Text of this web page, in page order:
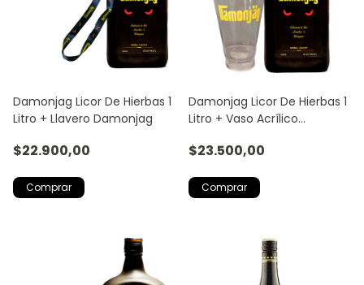
Damonjag Licor De Hierbas 1
Litro + Llavero Damonjag
$22.900,00
Damonjag Licor De Hierbas 1
Litro + Vaso Acrílico
$23.500,00